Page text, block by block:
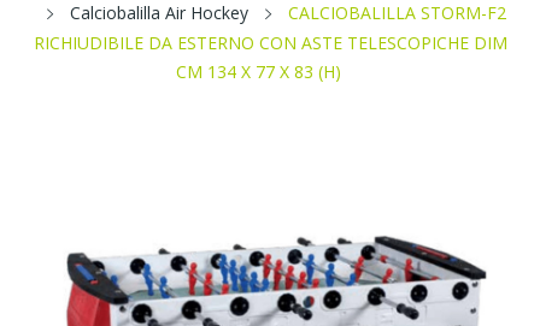
Calciobalilla Air Hockey
CALCIOBALILLA STORM-F2
RICHIUDIBILE DA ESTERNO CON ASTE TELESCOPICHE DIM
CM 134 X 77 X 83 (H)